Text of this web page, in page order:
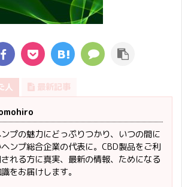
人 最新記事
プの魅力にどっぷりつかり、いつの間に
ンプ総合企業の代表に。CBD製品をご利
れる方に真実、最新の情報、ためになる
をお届けします。